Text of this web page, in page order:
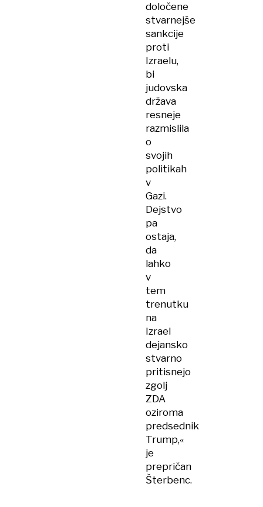
določene
stvarnejše
sankcije
proti
Izraelu,
bi
judovska
država
resneje
razmislila
o
svojih
politikah
v
Gazi.
Dejstvo
pa
ostaja,
da
lahko
v
tem
trenutku
na
Izrael
dejansko
stvarno
pritisnejo
zgolj
ZDA
oziroma
predsednik
Trump,«
je
prepričan
Šterbenc.